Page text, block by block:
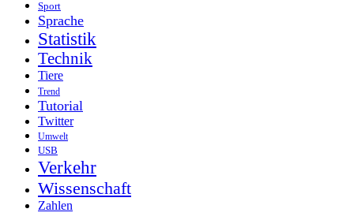
Sport
Sprache
Statistik
Technik
Tiere
Trend
Tutorial
Twitter
Umwelt
USB
Verkehr
Wissenschaft
Zahlen